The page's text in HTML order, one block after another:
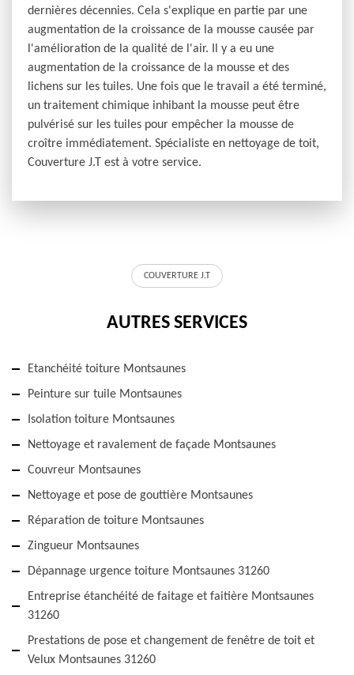
dernières décennies. Cela s'explique en partie par une
augmentation de la croissance de la mousse causée par
l'amélioration de la qualité de l'air. Il y a eu une
augmentation de la croissance de la mousse et des
lichens sur les tuiles. Une fois que le travail a été terminé,
un traitement chimique inhibant la mousse peut être
pulvérisé sur les tuiles pour empêcher la mousse de
croître immédiatement. Spécialiste en nettoyage de toit,
Couverture J.T est à votre service.
COUVERTURE J.T
AUTRES SERVICES
Etanchéité toiture Montsaunes
Peinture sur tuile Montsaunes
Isolation toiture Montsaunes
Nettoyage et ravalement de façade Montsaunes
Couvreur Montsaunes
Nettoyage et pose de gouttière Montsaunes
Réparation de toiture Montsaunes
Zingueur Montsaunes
Dépannage urgence toiture Montsaunes 31260
Entreprise étanchéité de faitage et faitière Montsaunes
31260
Prestations de pose et changement de fenêtre de toit et
Velux Montsaunes 31260